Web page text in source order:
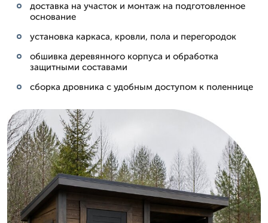
доставка на участок и монтаж на подготовленное
основание
установка каркаса, кровли, пола и перегородок
обшивка деревянного корпуса и обработка
защитными составами
сборка дровника с удобным доступом к поленнице